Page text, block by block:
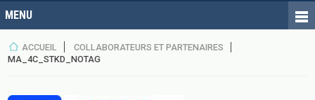
ACCUEIL
COLLABORATEURS ET PARTENAIRES
MA_4C_STKD_NOTAG